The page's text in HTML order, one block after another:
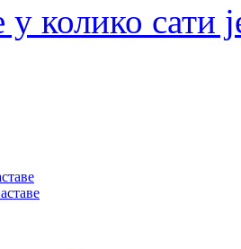
колико сати